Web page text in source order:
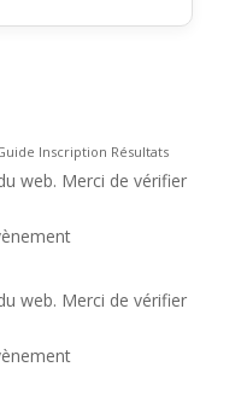
Inscription Résultats
web. Merci de vérifier
web. Merci de vérifier